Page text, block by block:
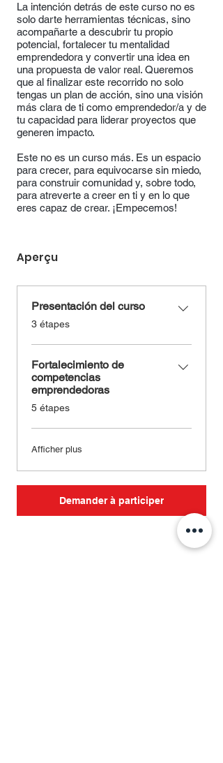
La intención detrás de este curso no es
solo darte herramientas técnicas, sino
acompañarte a descubrir tu propio
potencial, fortalecer tu mentalidad
emprendedora y convertir una idea en
una propuesta de valor real. Queremos
que al finalizar este recorrido no solo
tengas un plan de acción, sino una visión
más clara de ti como emprendedor/a y de
tu capacidad para liderar proyectos que
generen impacto.
Este no es un curso más. Es un espacio
para crecer, para equivocarse sin miedo,
para construir comunidad y, sobre todo,
para atreverte a creer en ti y en lo que
eres capaz de crear. ¡Empecemos!
Aperçu
Presentación del curso
.3 étapes
Fortalecimiento de
competencias
emprendedoras
.
5 étapes
Afficher plus
Demander à participer